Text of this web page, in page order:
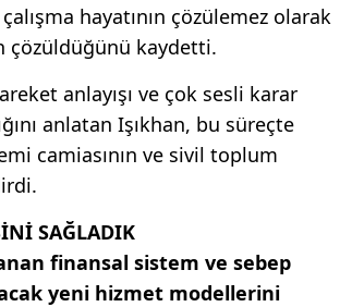
hayatının çözülemez olarak
çözüldüğünü kaydetti.
anlayışı ve çok sesli karar
anlatan Işıkhan, bu süreçte
camiasının ve sivil toplum
SAĞLADIK
finansal sistem ve sebep
yeni hizmet modellerini